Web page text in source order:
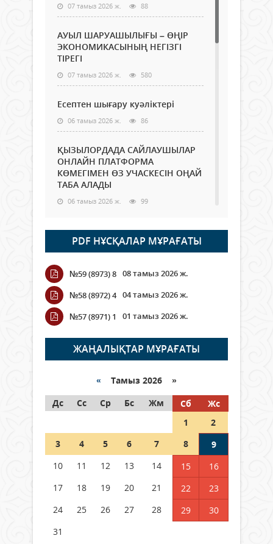
07 тамыз 2026 ж. 88
АУЫЛ ШАРУАШЫЛЫҒЫ – ӨҢІР
ЭКОНОМИКАСЫНЫҢ НЕГІЗГІ
ТІРЕГІ
07 тамыз 2026 ж. 580
Есептен шығару куәліктері
06 тамыз 2026 ж. 86
ҚЫЗЫЛОРДАДА САЙЛАУШЫЛАР
ОНЛАЙН ПЛАТФОРМА
КӨМЕГІМЕН ӨЗ УЧАСКЕСІН ОҢАЙ
ТАБА АЛАДЫ
06 тамыз 2026 ж. 99
Open Air: Қызылорда облысы
полиция департаменті 20
мыңнан астам көрерменнің
қауіпсіздігін қамтамасыз етті
06 тамыз 2026 ж.
Wi-Fi ҚАБЫРҒА АРҚЫЛЫ ҚАЛАЙ
ӨТЕДІ?
06 тамыз 2026 ж. 276
граждане Казахстана,
05 тамыз 2026 ж. 158
Шетелде жүрген Қазақстан
азаматтары қалай дауыс бере
PDF НҰСҚАЛАР МҰРАҒАТЫ
№59 (8973) 8 08 тамыз 2026 ж.
№58 (8972) 4 04 тамыз 2026 ж.
№57 (8971) 1
01 тамыз 2026 ж.
ЖАҢАЛЫҚТАР МҰРАҒАТЫ
« Тамыз 2026 »
Дс
Сс Ср Бс Жм Сб
Жс
1
2
3
4 5 6 7 8
9
10
11 12 13 14 15
16
17
18 19 20 21 22
23
24
25 26 27 28 29
30
31